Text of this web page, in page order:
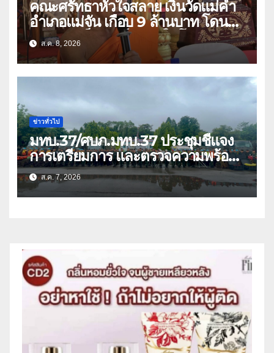
คณะศรัทธาหัวใจสลาย เงินวัดแม่คำ
อำเภอแม่จัน เกือบ 9 ล้านบาท โดน
แก๊งคอลเซ็นเตอร์หลอกให้โอนข้ามปีก
ว่า 66 บัญชี
ส.ค. 8, 2026
ข่าวทั่วไป
มทบ.37/ศบภ.มทบ.37 ประชุมชี้แจง
การเตรียมการ และตรวจความพร้อม
ด้านการบรรเทาสาธารณภัย
ส.ค. 7, 2026